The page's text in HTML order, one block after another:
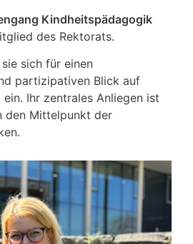
Kindheitspädagogik
des Rektorats.
sich für einen
partizipativen Blick auf
Ihr zentrales Anliegen ist
den Mittelpunkt der